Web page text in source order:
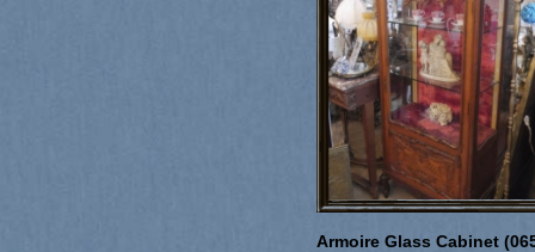
Armoire Glass Cabinet